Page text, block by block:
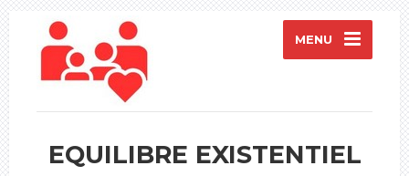
MENU
EQUILIBRE EXISTENTIEL